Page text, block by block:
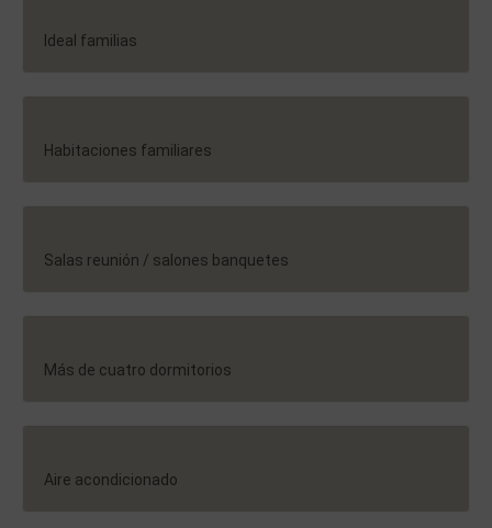
Ideal familias
Habitaciones familiares
Salas reunión / salones banquetes
Más de cuatro dormitorios
Aire acondicionado